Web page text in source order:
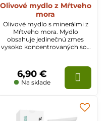
Olivové mydlo z Mŕtveho
mora
Olivové mydlo s minerálmi z
Mŕtveho mora. Mydlo
obsahuje jedinečnú zmes
vysoko koncentrovaných solí
Na sklade
6,90 €